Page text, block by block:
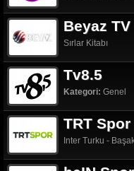
Beyaz TV
Sırlar Kitabı
Tv8.5
Kategori: Genel
TRT Spor
Inter Turku -